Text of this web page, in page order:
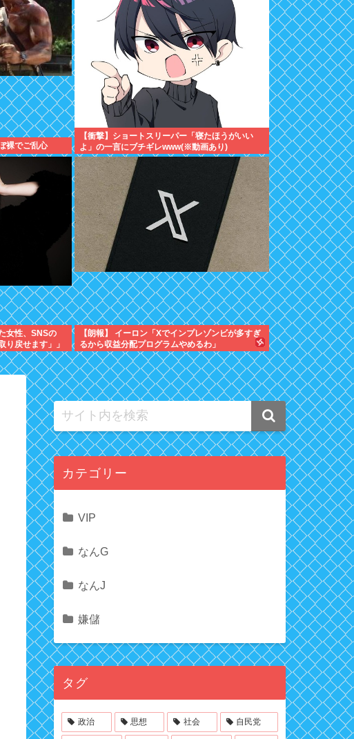
裸でご乱心
【衝撃】ショートスリーパー「寝たほうがいい
よ」の一言にブチギレwww(※動画あり)
女性、SNSの
り戻せます」」
【朗報】 イーロン「Xでインプレゾンビが多すぎ
るから収益分配プログラムやめるわ」
カテゴリー
VIP
なんG
なんJ
嫌儲
タグ
政治 思想 社会 自民党